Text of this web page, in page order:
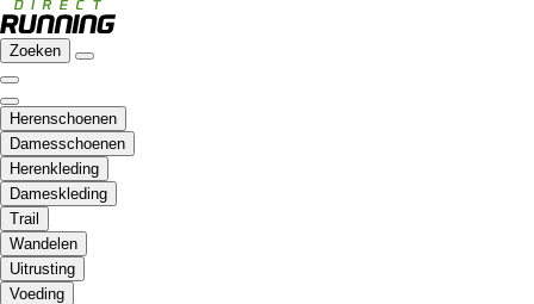
Zoeken
Herenschoenen
Damesschoenen
Herenkleding
Dameskleding
Trail
Wandelen
Uitrusting
Voeding